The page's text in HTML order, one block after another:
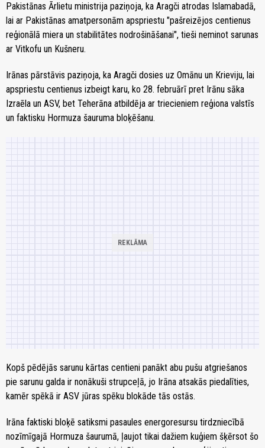
Pakistānas Ārlietu ministrija paziņoja, ka Aragči atrodas Islamabadā,
lai ar Pakistānas amatpersonām apspriestu "pašreizējos centienus
reģionālā miera un stabilitātes nodrošināšanai", tieši neminot sarunas
ar Vitkofu un Kušneru.
Irānas pārstāvis paziņoja, ka Aragči dosies uz Omānu un Krieviju, lai
apspriestu centienus izbeigt karu, ko 28. februārī pret Irānu sāka
Izraēla un ASV, bet Teherāna atbildēja ar triecieniem reģiona valstīs
un faktisku Hormuza šauruma bloķēšanu.
Kopš pēdējās sarunu kārtas centieni panākt abu pušu atgriešanos
pie sarunu galda ir nonākuši strupceļā, jo Irāna atsakās piedalīties,
kamēr spēkā ir ASV jūras spēku blokāde tās ostās.
Irāna faktiski bloķē satiksmi pasaules energoresursu tirdzniecībā
nozīmīgajā Hormuza šaurumā, ļaujot tikai dažiem kuģiem šķērsot šo